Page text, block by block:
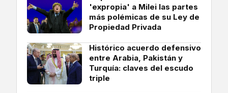
'expropia' a Milei las partes
más polémicas de su Ley de
Propiedad Privada
Histórico acuerdo defensivo
entre Arabia, Pakistán y
Turquía: claves del escudo
triple